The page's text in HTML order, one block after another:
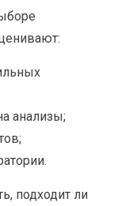
анализы;
подходит ли